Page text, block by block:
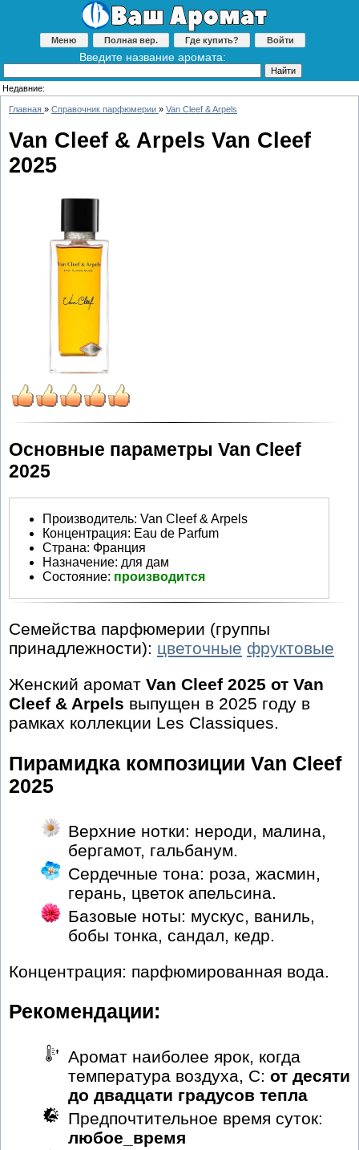
Меню Полная вер. Где купить? Войти
Введите название аромата:
Недавние:
Главная » Справочник парфюмерии » Van Cleef & Arpels
Van Cleef & Arpels Van Cleef
2025
Основные параметры Van Cleef
2025
Производитель: Van Cleef & Arpels
Концентрация: Eau de Parfum
Страна: Франция
Назначение: для дам
Состояние: производится
Семейства парфюмерии (группы
принадлежности): цветочные фруктовые
Женский аромат Van Cleef 2025 от Van
Cleef & Arpels выпущен в 2025 году в
рамках коллекции Les Classiques.
Пирамидка композиции Van Cleef
2025
Верхние нотки: нероди, малина,
бергамот, гальбанум.
Сердечные тона: роза, жасмин,
герань, цветок апельсина.
Базовые ноты: мускус, ваниль,
бобы тонка, сандал, кедр.
Концентрация: парфюмированная вода.
Рекомендации:
Аромат наиболее ярок, когда
температура воздуха, С: от десяти
до двадцати градусов тепла
Предпочтительное время суток:
любое_время